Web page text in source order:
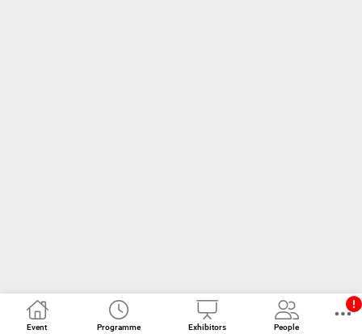
Event Programme Exhibitors People